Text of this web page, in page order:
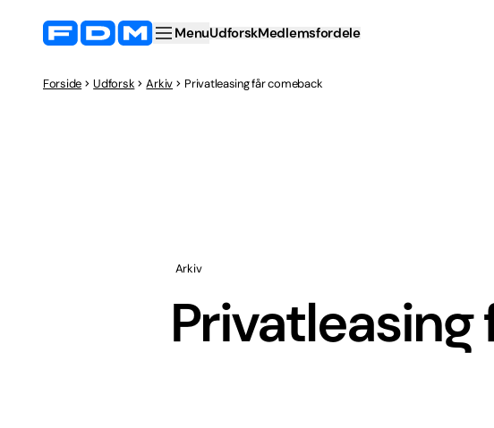
MenuUdforskMedlemsfordele
Forside Udforsk Arkiv Privatleasing får comeback
Arkiv